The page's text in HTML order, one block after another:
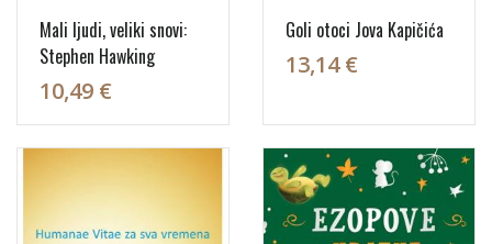
Mali ljudi, veliki snovi:
Stephen Hawking
10,49 €
Goli otoci Jova Kapičića
13,14 €